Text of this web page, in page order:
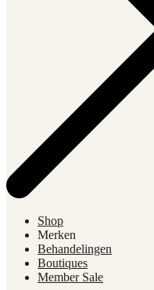
Shop
Merken
Behandelingen
Boutiques
Member Sale